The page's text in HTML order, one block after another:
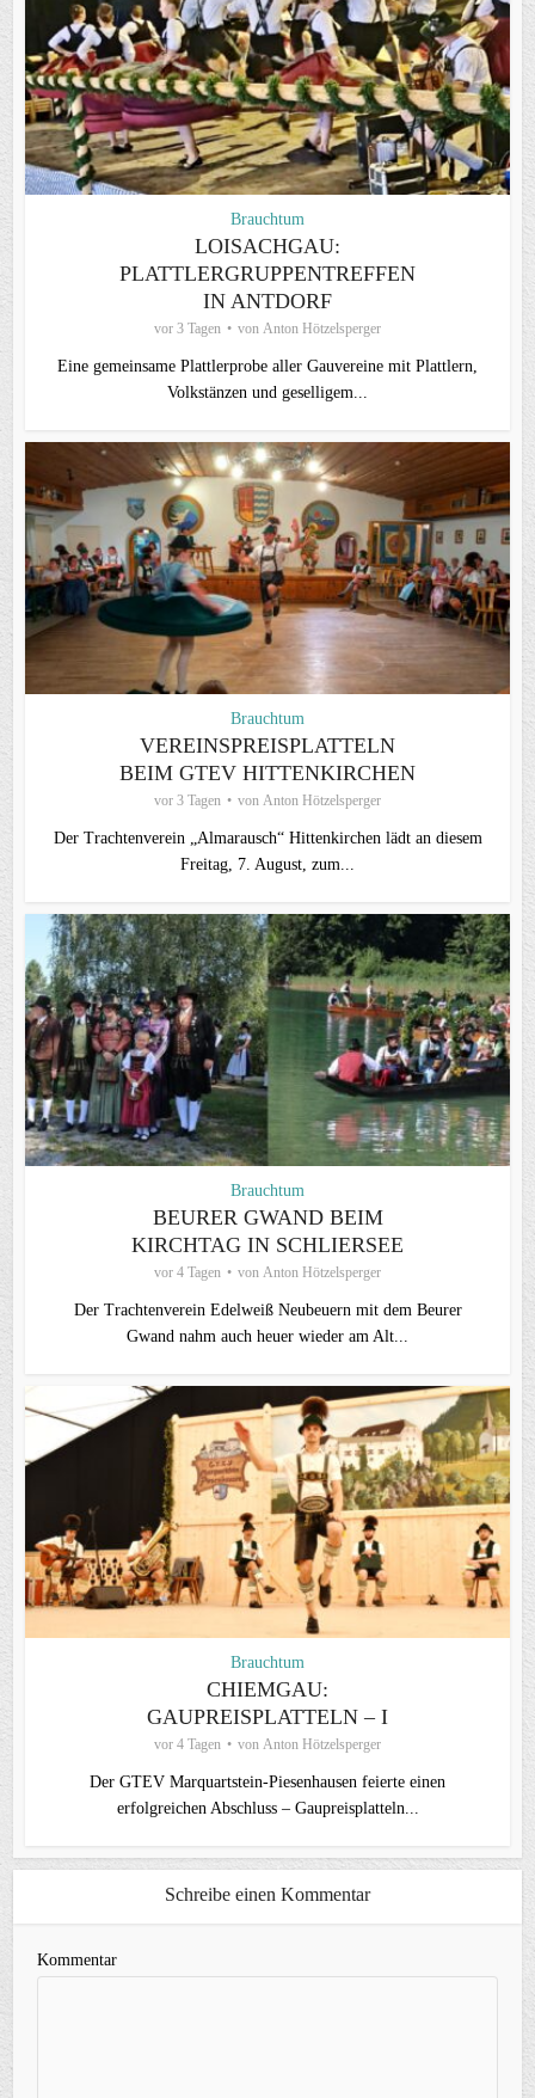
Brauchtum
LOISACHGAU:
PLATTLERGRUPPENTREFFEN
IN ANTDORF
vor 3 Tagen von Anton Hötzelsperger
Eine gemeinsame Plattlerprobe aller Gauvereine mit Plattlern,
Volkstänzen und geselligem...
Brauchtum
VEREINSPREISPLATTELN
BEIM GTEV HITTENKIRCHEN
vor 3 Tagen von Anton Hötzelsperger
Der Trachtenverein „Almarausch“ Hittenkirchen lädt an diesem
Freitag, 7. August, zum...
Brauchtum
BEURER GWAND BEIM
KIRCHTAG IN SCHLIERSEE
vor 4 Tagen von Anton Hötzelsperger
Der Trachtenverein Edelweiß Neubeuern mit dem Beurer
Gwand nahm auch heuer wieder am Alt...
Brauchtum
CHIEMGAU:
GAUPREISPLATTELN – I
vor 4 Tagen von Anton Hötzelsperger
Der GTEV Marquartstein-Piesenhausen feierte einen
erfolgreichen Abschluss – Gaupreisplatteln...
Schreibe einen Kommentar
Kommentar